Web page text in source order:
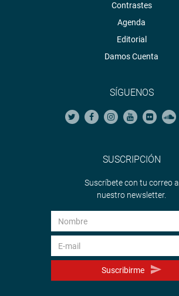
Contrastes
Agenda
Editorial
Damos Cuenta
SÍGUENOS
SUSCRIPCIÓN
Suscríbete con tu correo a
nuestro newsletter.
Suscribirme